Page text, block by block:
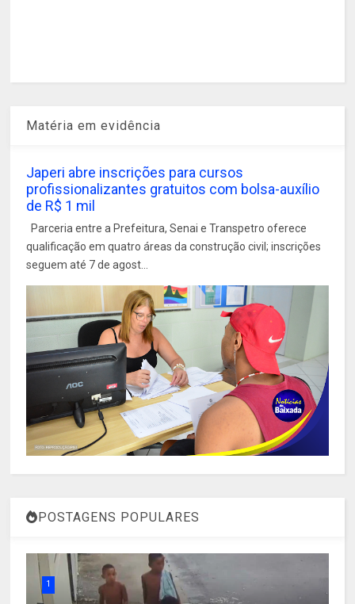
Matéria em evidência
Japeri abre inscrições para cursos
profissionalizantes gratuitos com bolsa-auxílio
de R$ 1 mil
Parceria entre a Prefeitura, Senai e Transpetro oferece
qualificação em quatro áreas da construção civil; inscrições
seguem até 7 de agost...
POSTAGENS POPULARES
1